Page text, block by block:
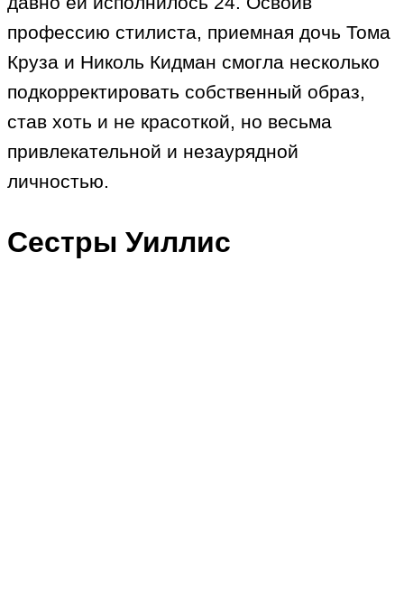
профессию стилиста, приемная дочь Тома
Круза и Николь Кидман смогла несколько
подкорректировать собственный образ,
став хоть и не красоткой, но весьма
привлекательной и незаурядной
личностью.
Сестры Уиллис